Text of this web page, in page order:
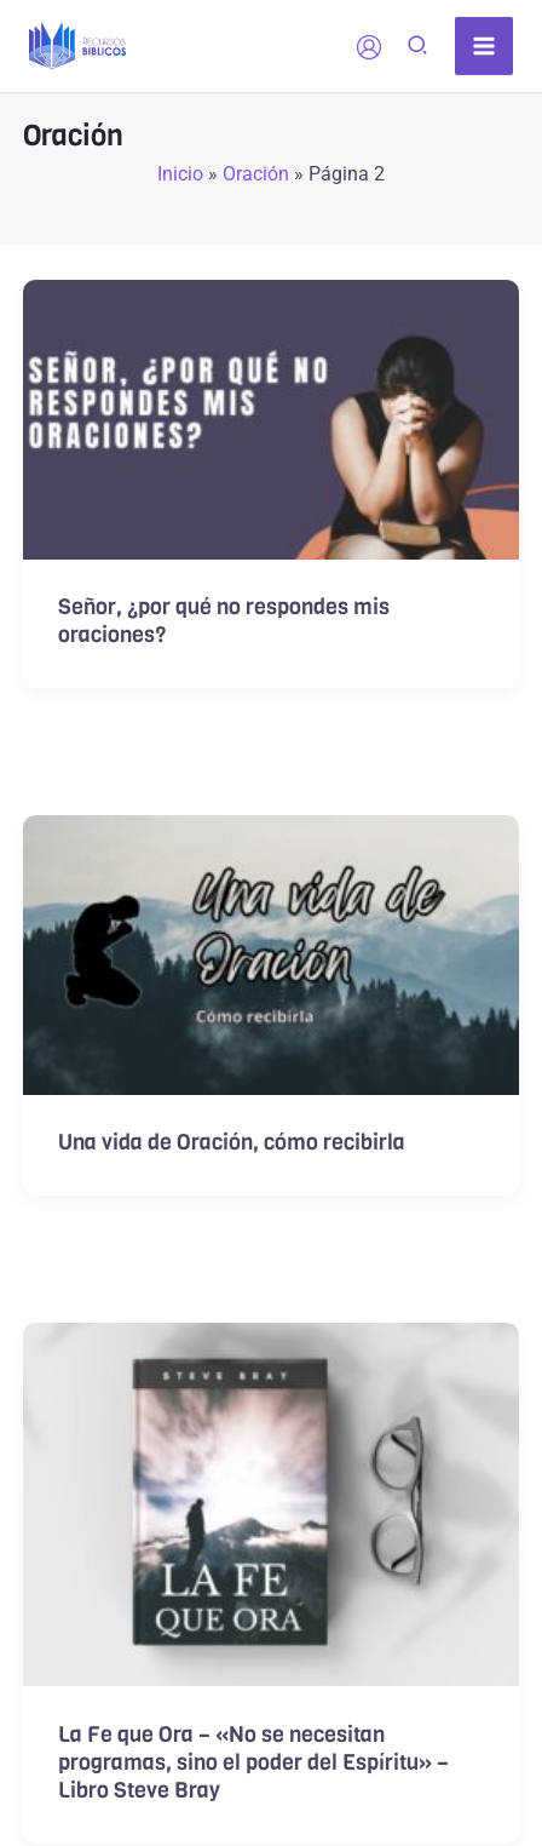
Oración
Inicio » Oración » Página 2
Señor, ¿por qué no respondes mis
oraciones?
Una vida de Oración, cómo recibirla
La Fe que Ora – «No se necesitan
programas, sino el poder del Espíritu» –
Libro Steve Bray